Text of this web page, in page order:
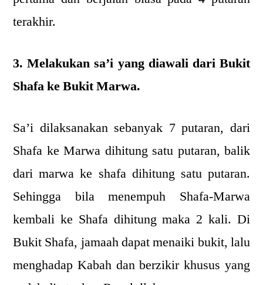
terakhir.
3. Melakukan sa’i yang diawali dari Bukit
Shafa ke Bukit Marwa.
Sa’i dilaksanakan sebanyak 7 putaran, dari
Shafa ke Marwa dihitung satu putaran, balik
dari marwa ke shafa dihitung satu putaran.
Sehingga bila menempuh Shafa-Marwa
kembali ke Shafa dihitung maka 2 kali. Di
Bukit Shafa, jamaah dapat menaiki bukit, lalu
menghadap Kabah dan berzikir khusus yang